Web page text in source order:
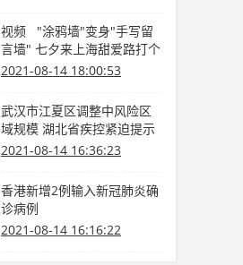
视频 "涂鸦墙"变身"手写留
言墙" 七夕来上海甜爱路打个
卡吧
2021-08-14 18:00:53
武汉市江夏区调整中风险区
域规模 湖北省疾控紧迫提示
2021-08-14 16:36:23
香港新增2例输入新冠肺炎确
诊病例
2021-08-14 16:16:22